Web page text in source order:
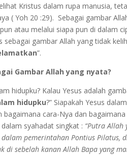
Kristus dalam rupa manusia,
( Yoh 20 :29). Sebagai gambar
atau melalui siapa pun di dalam
sebagai gambar Allah yang tidak
”.
Gambar Allah yang nyata?
hidupku? Kalau Yesus adalah
hidupku?” Siapakah Yesus
bagaimana cara-Nya dan
syahadat singkat : “Putra Allah
pemerintahan Pontius
di sebelah kanan Allah Bapa yang